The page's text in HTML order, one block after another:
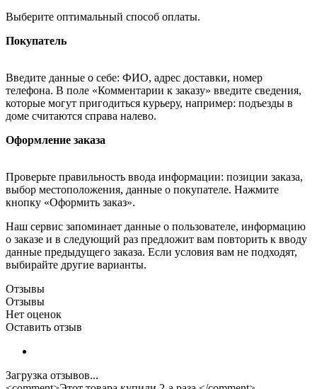
Выберите оптимальный способ оплаты.
Покупатель
Введите данные о себе: ФИО, адрес доставки, номер
телефона. В поле «Комментарии к заказу» введите сведения,
которые могут пригодиться курьеру, например: подъезды в
доме считаются справа налево.
Оформление заказа
Проверьте правильность ввода информации: позиции заказа,
выбор местоположения, данные о покупателе. Нажмите
кнопку «Оформить заказ».
Наш сервис запоминает данные о пользователе, информацию
о заказе и в следующий раз предложит вам повторить к вводу
данные предыдущего заказа. Если условия вам не подходят,
выбирайте другие варианты.
Отзывы
Отзывы
Нет оценок
Оставить отзыв
Загрузка отзывов...